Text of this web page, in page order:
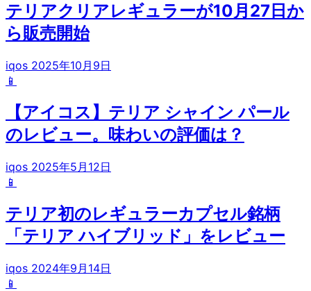
テリアクリアレギュラーが10月27日か
ら販売開始
iqos 2025年10月9日
📱
【アイコス】テリア シャイン パール
のレビュー。味わいの評価は？
iqos 2025年5月12日
📱
テリア初のレギュラーカプセル銘柄
「テリア ハイブリッド」をレビュー
iqos 2024年9月14日
📱